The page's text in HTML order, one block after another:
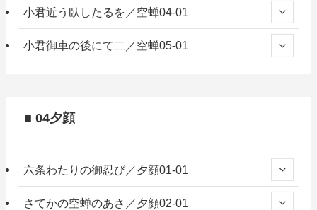
小君近う臥したるを／空蝉04-01
小君御車の後にて二／空蝉05-01
■ 04夕顔
六条わたりの御忍び／夕顔01-01
さてかの空蝉のあさ／夕顔02-01